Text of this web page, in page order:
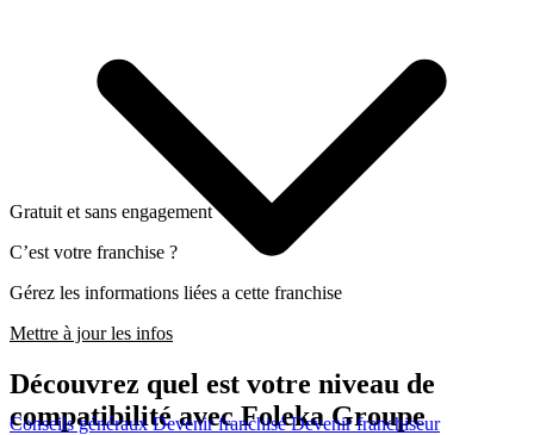
Conseils générauxDevenir franchiséDevenir franchiseur
Gratuit et sans engagement
C’est votre franchise ?
Gérez les informations liées a cette franchise
Mettre à jour les infos
Découvrez quel est votre niveau de
compatibilité avec Foleka Groupe